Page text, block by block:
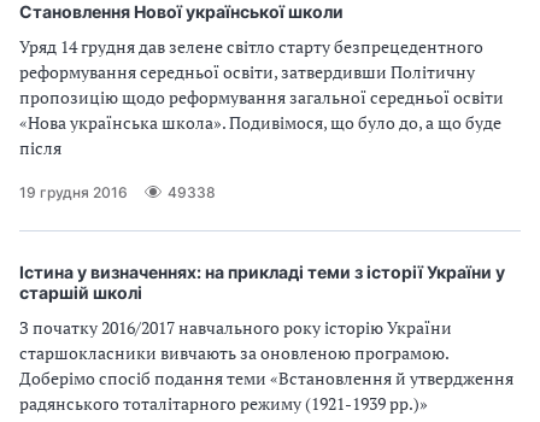
Становлення Нової української школи
Уряд 14 грудня дав зелене світло старту безпрецедентного
реформування середньої освіти, затвердивши Політичну
пропозицію щодо реформування загальної середньої освіти
«Нова українська школа». Подивімося, що було до, а що буде
після
19 грудня 2016 49338
Істина у визначеннях: на прикладі теми з історії України у
старшій школі
З початку 2016/2017 навчального року історію України
старшокласники вивчають за оновленою програмою.
Доберімо спосіб подання теми «Встановлення й утвердження
радянського тоталітарного режиму (1921-1939 рр.)»